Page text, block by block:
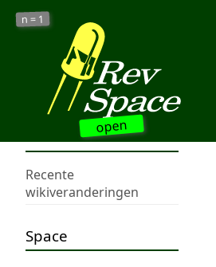
open
n = 1
Recente
wikiveranderingen
Space